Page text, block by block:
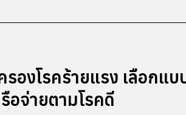
องโรคร้ายแรง เลือกแบ
อจ่ายตามโรคดี